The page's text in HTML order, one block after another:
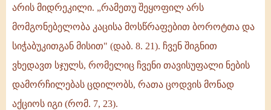
არის მიდრეკილი. „რამეთუ შეყოფილ არს
მომგონებელობა კაცისა მოსწრაფებით ბოროტთა და
სიჭაბუკითგან მისით" (დაბ. 8. 21). ჩვენ შიგნით
ვხედავთ სჯულს, რომელიც ჩვენი თავისუფალი ნების
დამორჩილებას ცდილობს, რათა ცოდვის მონად
აქციოს იგი (რომ. 7, 23).